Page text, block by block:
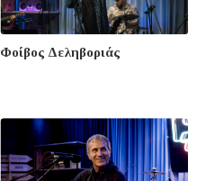
Φοίβος Δεληβοριάς